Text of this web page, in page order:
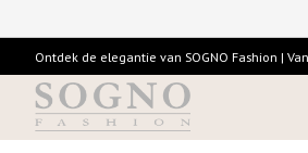
Ontdek de elegantie van SOGNO Fashion |